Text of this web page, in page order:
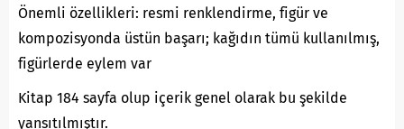
Önemli özellikleri: resmi renklendirme, figür ve
kompozisyonda üstün başarı; kağıdın tümü kullanılmış,
figürlerde eylem var
Kitap 184 sayfa olup içerik genel olarak bu şekilde
yansıtılmıştır.